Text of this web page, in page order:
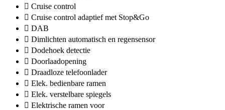
Cruise control
Cruise control adaptief met Stop&Go
DAB
Dimlichten automatisch en regensensor
Dodehoek detectie
Doorlaadopening
Draadloze telefoonlader
Elek. bedienbare ramen
Elek. verstelbare spiegels
Elektrische ramen voor